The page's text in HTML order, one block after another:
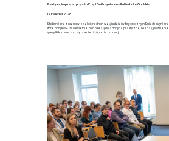
Praktyka, inspiracja i przyszłość czyli Dni Inżyniera na Politechnice Opolskiej
17 kwietnia 2026
Studenci oraz uczniowie szkół średnich wzięli udział w tegorocznych Dniach
które odbyło się 16 i 17 kwietnia, było okazją do zdobycia praktycznej wiedzy,
specyfiki kierunku zarządzanie i inżynieria produkcji.